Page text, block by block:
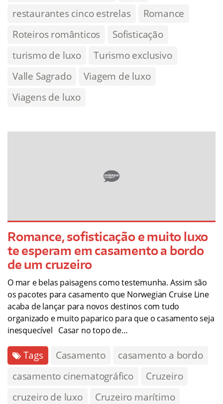
restaurantes cinco estrelas
Romance
Roteiros românticos
Sofisticação
turismo de luxo
Turismo exclusivo
Valle Sagrado
Viagem de luxo
Viagens de luxo
Romance, sofisticação e muito luxo
te esperam em casamento a bordo
de um cruzeiro
O mar e belas paisagens como testemunha. Assim são
os pacotes para casamento que Norwegian Cruise Line
acaba de lançar para novos destinos com tudo
organizado e muito paparico para que o casamento seja
inesquecível Casar no topo de…
Tags Casamento
casamento a bordo
casamento cinematográfico
Cruzeiro
cruzeiro de luxo
Cruzeiro marítimo